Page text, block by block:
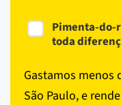
Pimenta-do-
toda
Gastamos menos
São Paulo, e